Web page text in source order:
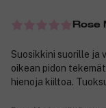
Rose
Suosikkini suorille ja
oikean pidon
hienoja kiiltoa.